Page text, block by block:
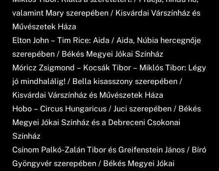
valamint Mary szerepében / Kisvárdai Várszínház és
Művészetek Háza
Elton John – Tim Rice: Aida / Aida, Núbia hercegnője
szerepében / Békés Megyei Jókai Színház
Móricz Zsigmond – Kocsák Tibor – Miklós Tibor: Légy
jó mindhalálig! / Bella kisasszony szerepében /
Kisvárdai Várszínház és Művészetek Háza
Hobo – Circus Hungaricus / Juci szerepében / Békés
Megyei Jókai Színház és a Debreceni Csokonai
Színház
Csínom Palkó-Zalán Tibor és Greifenstein János / Bíró
Gyöngyvér szerepében / Békés Megyei Jókai